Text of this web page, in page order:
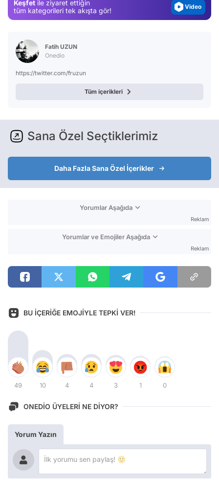
Keşfet ile ziyaret ettiğin
tüm kategorileri tek akışta gör!
Video
Fatih UZUN
Onedio
https://twitter.com/fruzun
Tüm içerikleri
Sana Özel Seçtiklerimiz
Daha Fazla Sana Özel İçerikler
Yorumlar Aşağıda
Reklam
Yorumlar ve Emojiler Aşağıda
Reklam
BU İÇERİĞE EMOJİYLE TEPKİ VER!
49 10 4 4 3 1 0
ONEDİO ÜYELERİ NE DİYOR?
Yorum Yazın